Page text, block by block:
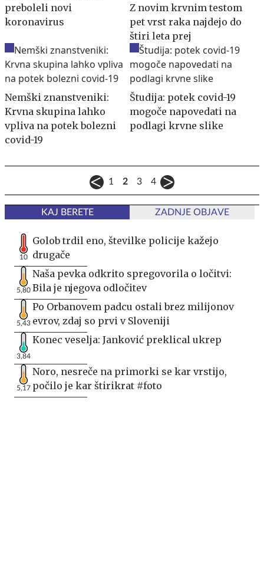
preboleli novi
koronavirus
Z novim krvnim testom
pet vrst raka najdejo do
štiri leta prej
Nemški znanstveniki:
Krvna skupina lahko
vpliva na potek bolezni
covid-19
Študija: potek covid-19
mogoče napovedati na
podlagi krvne slike
1 2 3 4
KAJ BERETE ZADNJE OBJAVE
10
Golob trdil eno, številke policije kažejo
drugače
5,80
Naša pevka odkrito spregovorila o ločitvi:
Bila je njegova odločitev
5,43
Po Orbanovem padcu ostali brez milijonov
evrov, zdaj so prvi v Sloveniji
3,84
Konec veselja: Janković preklical ukrep
5,17
Noro, nesreče na primorki se kar vrstijo,
počilo je kar štirikrat #foto